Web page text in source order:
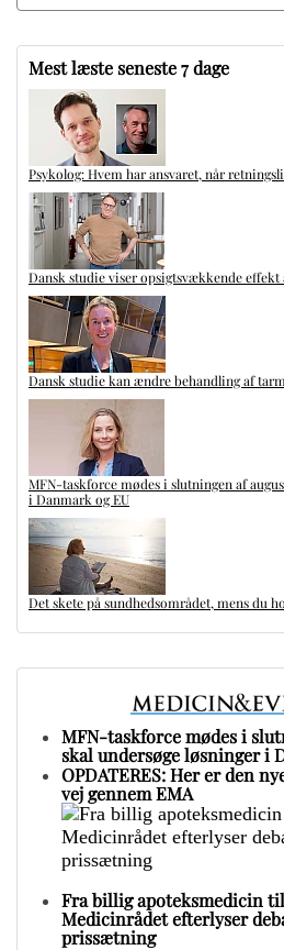
Mest læste seneste 7 dage
Psykolog: Hvem har ansvaret, når
Dansk studie viser opsigtsvækkende
Dansk studie kan ændre behandling af
MFN-taskforce mødes i slutningen af
i Danmark og EU
Det skete på sundhedsområdet, mens du
MFN-taskforce mødes i
skal undersøge løsninger i
OPDATERES: Her er den
vej gennem EMA
Fra billig apoteksmedicin
Medicinrådet efterlyser
prissætning